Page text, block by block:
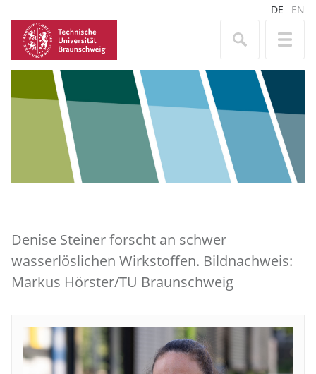
DE EN
Denise Steiner forscht an schwer
wasserlöslichen Wirkstoffen. Bildnachweis:
Markus Hörster/TU Braunschweig